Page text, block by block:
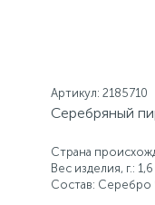
Артикул: 2185710
Серебряный
Страна
Вес изделия, г.: 1,6
Состав: Серебро